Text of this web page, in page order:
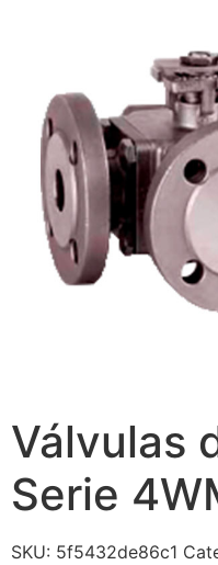
Válvulas
Serie
SKU: 5f5432de86c1